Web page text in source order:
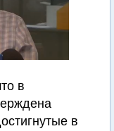
в
в